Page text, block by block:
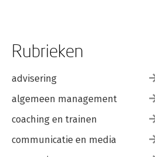
Rubrieken
advisering
algemeen management
coaching en trainen
communicatie en media